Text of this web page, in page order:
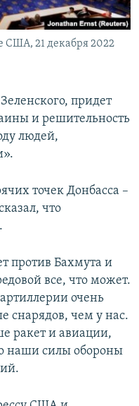
США, 21 декабря 2022
придет
и решительность
людей,
точек Донбасса –
что
против Бахмута и
все, что может.
очень
снарядов, чем у нас.
ракет и авиации,
наши силы обороны